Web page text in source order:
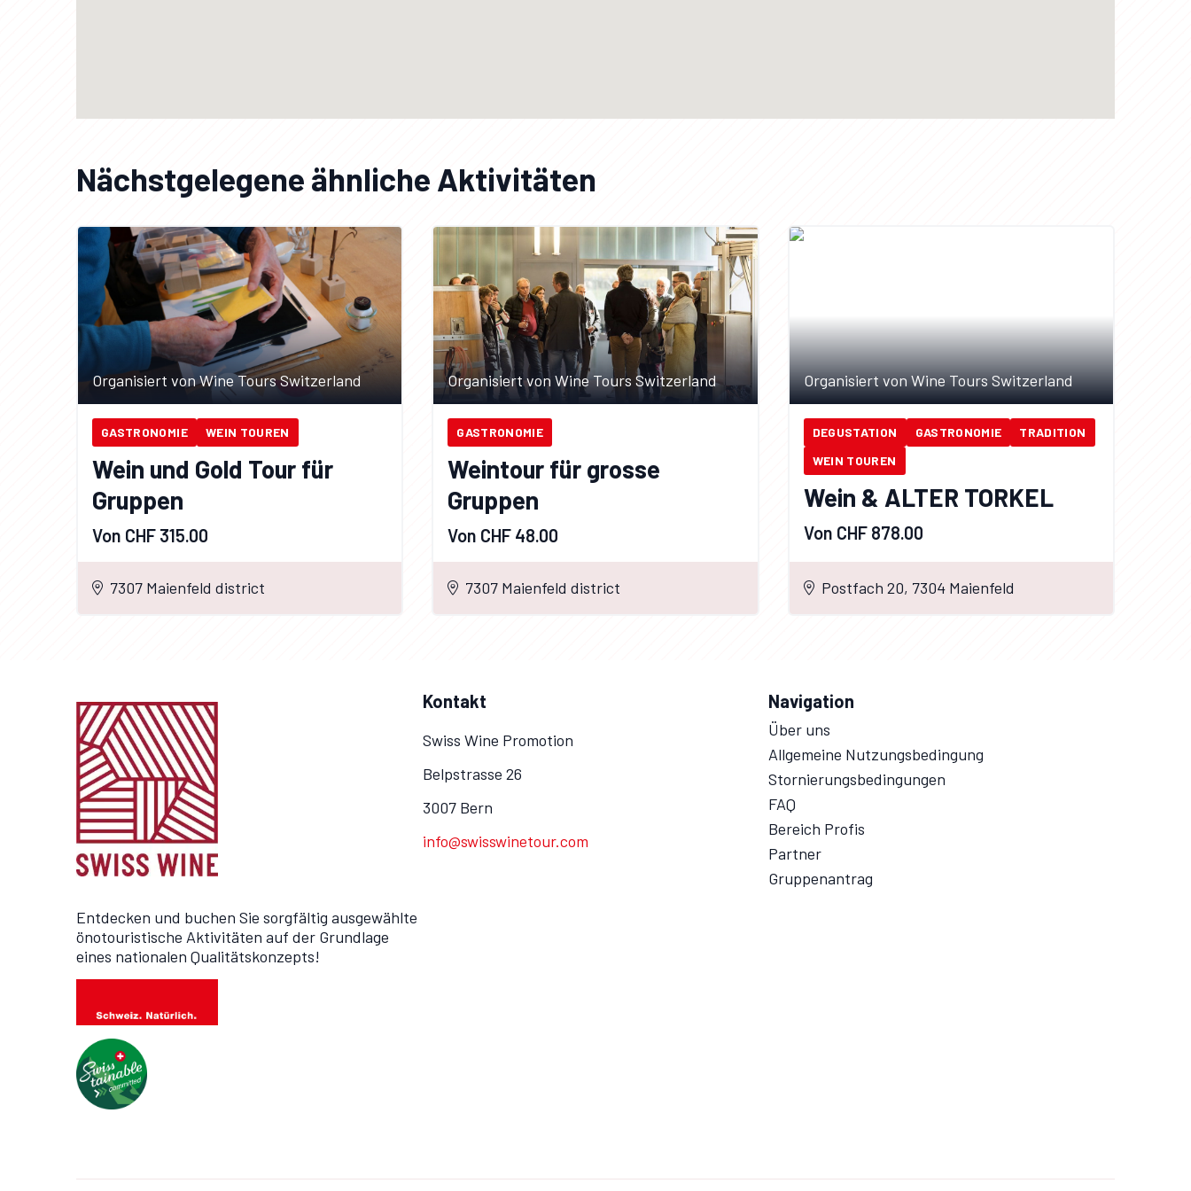
Nächstgelegene ähnliche Aktivitäten
Organisiert von Wine Tours Switzerland
GASTRONOMIE WEIN TOUREN
Wein und Gold Tour für
Gruppen
Von CHF 315.00
7307 Maienfeld district
Organisiert von Wine Tours Switzerland
GASTRONOMIE
Weintour für grosse
Gruppen
Von CHF 48.00
7307 Maienfeld district
Organisiert von Wine Tours Switzerland
DEGUSTATION GASTRONOMIE
TRADITION
WEIN TOUREN
Wein & ALTER TORKEL
Von CHF 878.00
Postfach 20, 7304 Maienfeld
Entdecken und buchen Sie sorgfältig ausgewählte
önotouristische Aktivitäten auf der Grundlage
eines nationalen Qualitätskonzepts!
Kontakt
Swiss Wine Promotion
Belpstrasse 26
3007 Bern
info@swisswinetour.com
Navigation
Über uns
Allgemeine Nutzungsbedingung
Stornierungsbedingungen
FAQ
Bereich Profis
Partner
Gruppenantrag